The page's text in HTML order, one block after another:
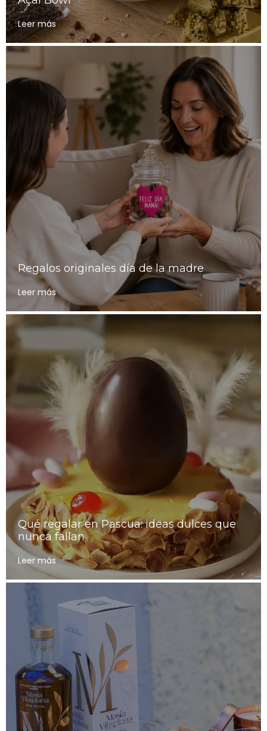
Leer más
Regalos originales día de la madre
Leer más
Qué regalar en Pascua: ideas dulces que
nunca fallan
Leer más